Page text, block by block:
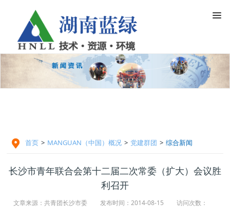
 首页 > MANGUAN（中国）概况 > 党建群团 > 综合新闻
长沙市青年联合会第十二届二次常委（扩大）会议胜
利召开
文章来源：共青团长沙市委 发布时间：2014-08-15 访问次数：